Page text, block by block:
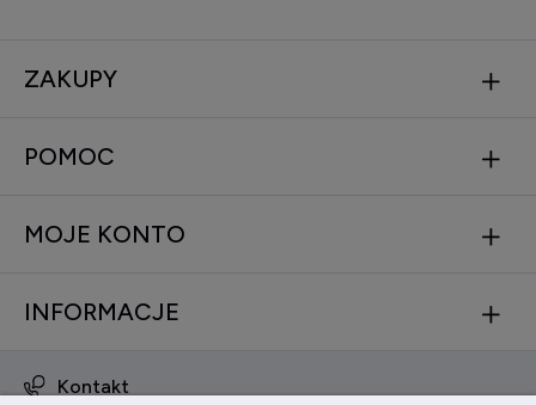
ZAKUPY
POMOC
MOJE KONTO
INFORMACJE
Kontakt